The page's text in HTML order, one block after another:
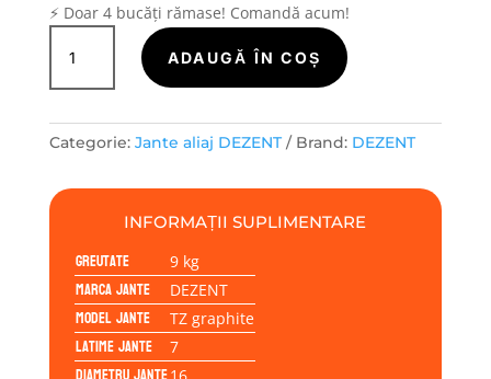
⚡ Doar 4 bucăți rămase! Comandă acum!
Cantitate
Janta
aliaj
TZ
7.00x16
5/112/35/66,6
ADAUGĂ ÎN COȘ
Categorie: Jante aliaj DEZENT Brand: DEZENT
INFORMAȚII SUPLIMENTARE
Greutate 9 kg
Marca jante DEZENT
Model jante TZ graphite
Latime jante 7
16